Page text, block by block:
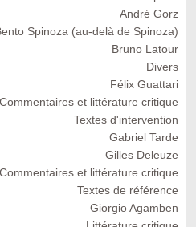
André Gorz
Spinoza (au-delà de Spinoza)
Bruno Latour
Divers
Félix Guattari
Commentaires et littérature critique
Textes d'intervention
Gabriel Tarde
Gilles Deleuze
Commentaires et littérature critique
Textes de référence
Giorgio Agamben